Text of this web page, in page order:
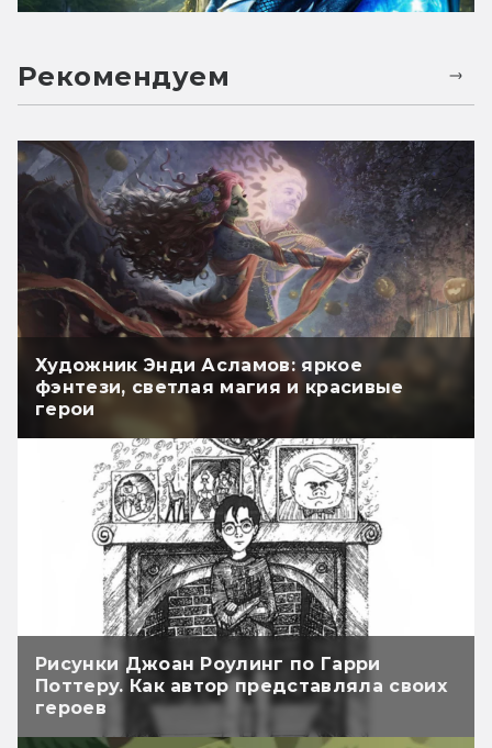
Рекомендуем
Художник Энди Асламов: яркое
фэнтези, светлая магия и красивые
герои
Рисунки Джоан Роулинг по Гарри
Поттеру. Как автор представляла своих
героев